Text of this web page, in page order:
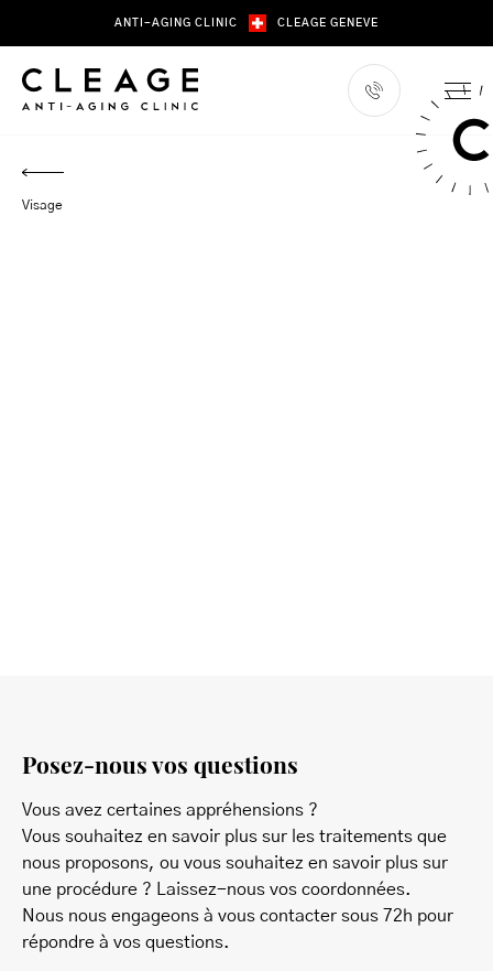
content
ANTI-AGING CLINIC CLEAGE GENEVE
Visage
Posez-nous vos questions
Vous avez certaines appréhensions ?
Vous souhaitez en savoir plus sur les traitements que
nous proposons, ou vous souhaitez en savoir plus sur
une procédure ? Laissez-nous vos coordonnées.
Nous nous engageons à vous contacter sous 72h pour
répondre à vos questions.